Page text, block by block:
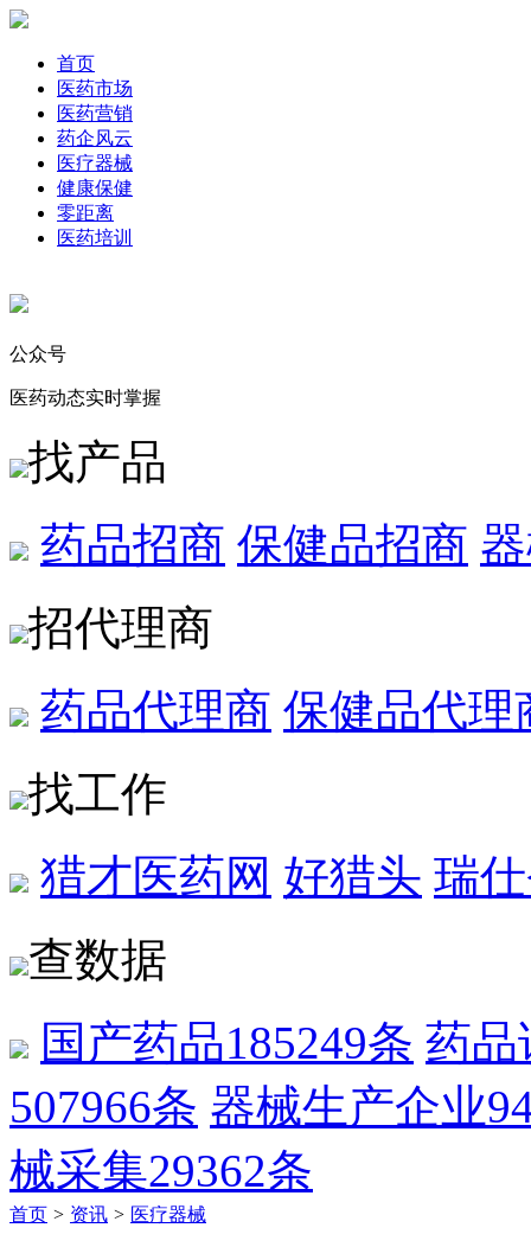
首页
医药市场
医药营销
药企风云
医疗器械
健康保健
零距离
医药培训
公众号
医药动态实时掌握
找产品
药品招商 保健品招商
招代理商
药品代理商 保健品代理
找工作
猎才医药网 好猎头 瑞
查数据
国产药品185249条 药品
507966条 器械生产企业
械采集29362条
首页 > 资讯 > 医疗器械